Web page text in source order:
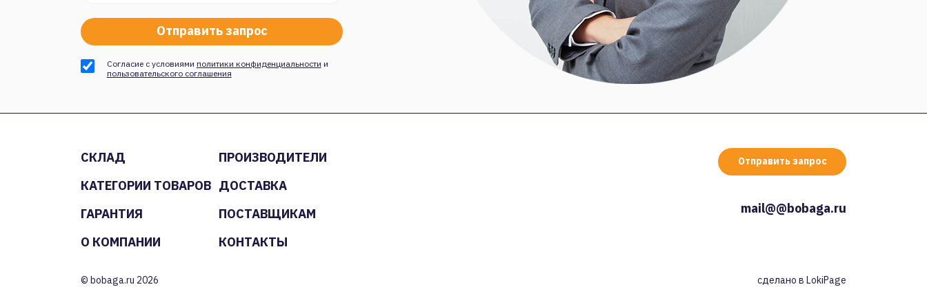
Согласие с условиями политики конфиденциальности и
пользовательского соглашения
СКЛАД
ПРОИЗВОДИТЕЛИ
КАТЕГОРИИ ТОВАРОВ ДОСТАВКА
ГАРАНТИЯ
ПОСТАВЩИКАМ
О КОМПАНИИ
КОНТАКТЫ
Отправить запрос
mail@@bobaga.ru
© bobaga.ru 2026 сделано в LokiPage